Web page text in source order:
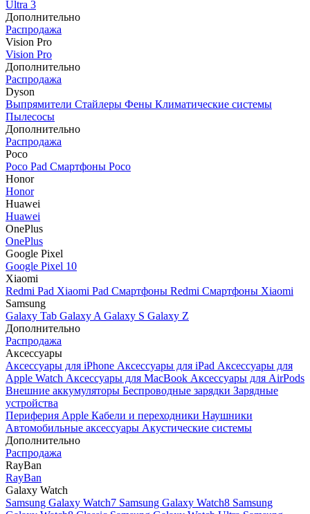
Ultra 3
Дополнительно
Распродажа
Vision Pro
Vision Pro
Дополнительно
Распродажа
Dyson
Выпрямители Стайлеры Фены Климатические системы
Пылесосы
Дополнительно
Распродажа
Poco
Poco Pad Смартфоны Poco
Honor
Honor
Huawei
Huawei
OnePlus
OnePlus
Google Pixel
Google Pixel 10
Xiaomi
Redmi Pad Xiaomi Pad Смартфоны Redmi Смартфоны Xiaomi
Samsung
Galaxy Tab Galaxy A Galaxy S Galaxy Z
Дополнительно
Распродажа
Аксессуары
Аксессуары для iPhone Аксессуары для iPad Аксессуары для
Apple Watch Аксессуары для MacBook Аксессуары для AirPods
Внешние аккумуляторы Беспроводные зарядки Зарядные
устройства
Периферия Apple Кабели и переходники Наушники
Автомобильные аксессуары Акустические системы
Дополнительно
Распродажа
RayBan
RayBan
Galaxy Watch
Samsung Galaxy Watch7 Samsung Galaxy Watch8 Samsung